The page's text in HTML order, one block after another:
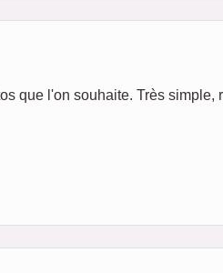
que l'on souhaite. Très